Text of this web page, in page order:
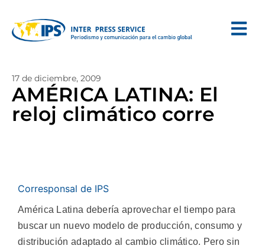
17 de diciembre, 2009
AMÉRICA LATINA: El
reloj climático corre
Corresponsal de IPS
América Latina debería aprovechar el tiempo para
buscar un nuevo modelo de producción, consumo y
distribución adaptado al cambio climático. Pero sin